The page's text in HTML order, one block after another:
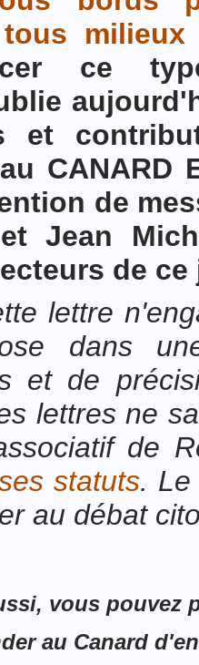
milieux
ce
et
CANARD
de
Jean
de ce
lettre
dans
et de
lettres ne
de
statuts. Le
au débat
vous pouvez
au Canard